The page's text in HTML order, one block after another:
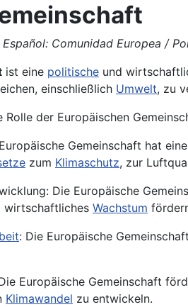
Comunidad Europea /
ist eine politische und
einschließlich Umwelt, zu
Rolle der Europäischen
Gemeinschaft hat
zum Klimaschutz, zur
Die Europäische
wirtschaftliches Wachstum
: Die Europäische
Europäische Gemeinschaft
Klimawandel zu entwickeln.